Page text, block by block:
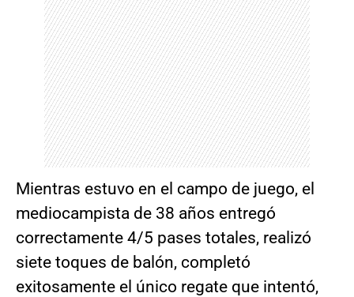
Mientras estuvo en el campo de juego, el
mediocampista de 38 años entregó
correctamente 4/5 pases totales, realizó
siete toques de balón, completó
exitosamente el único regate que intentó,